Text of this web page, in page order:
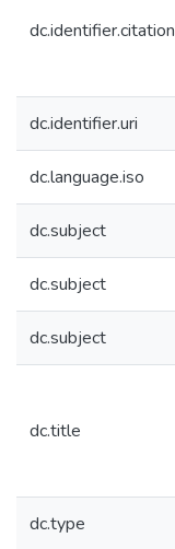
dc.identifier.citation
dc.identifier.uri
dc.language.iso
dc.subject
dc.subject
dc.subject
dc.title
dc.type